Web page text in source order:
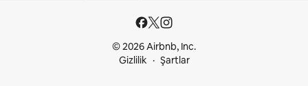
© 2026 Airbnb, Inc.
Gizlilik
Şartlar